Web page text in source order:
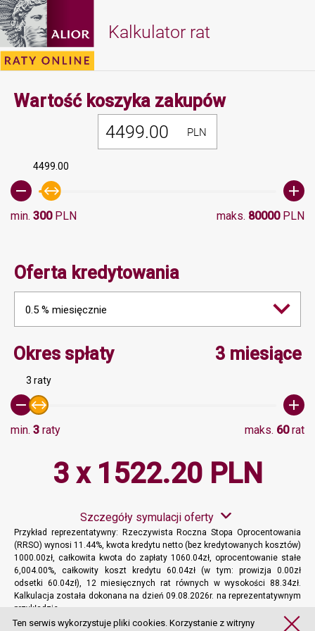
Kalkulator rat
Wartość koszyka zakupówMinimalna
PLN
4499.00
min. 300PLN maks. 80000PLN
Oferta kredytowania
0.5 % miesięcznie
Okres spłatyMinimalna wartość 3,
3 miesiące
3 raty
min. 3 raty maks. 60rat
3 x 1522.20 PLN
Szczegóły symulacji oferty
Przykład reprezentatywny: Rzeczywista Roczna Stopa Oprocentowania
(RRSO) wynosi 11.44%, kwota kredytu netto (bez kredytowanych kosztów)
1000.00zł, całkowita kwota do zapłaty 1060.04zł, oprocentowanie stałe
6,004.00%, całkowity koszt kredytu 60.04zł (w tym: prowizja 0.00zł
odsetki 60.04zł), 12 miesięcznych rat równych w wysokości 88.34zł.
Kalkulacja została dokonana na dzień 09.08.2026r. na reprezentatywnym
przykładzie.
Więcej informacji
Ten serwis wykorzystuje pliki cookies. Korzystanie z witryny